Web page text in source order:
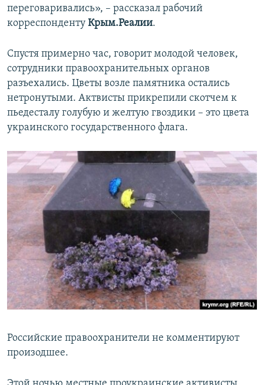
переговаривались», – рассказал рабочий
корреспонденту Крым.Реалии.
Спустя примерно час, говорит молодой человек,
сотрудники правоохранительных органов
разъехались. Цветы возле памятника остались
нетронутыми. Актвисты прикрепили скотчем к
пьедесталу голубую и желтую гвоздики – это цвета
украинского государственного флага.
Российские правоохранители не комментируют
произодшее.